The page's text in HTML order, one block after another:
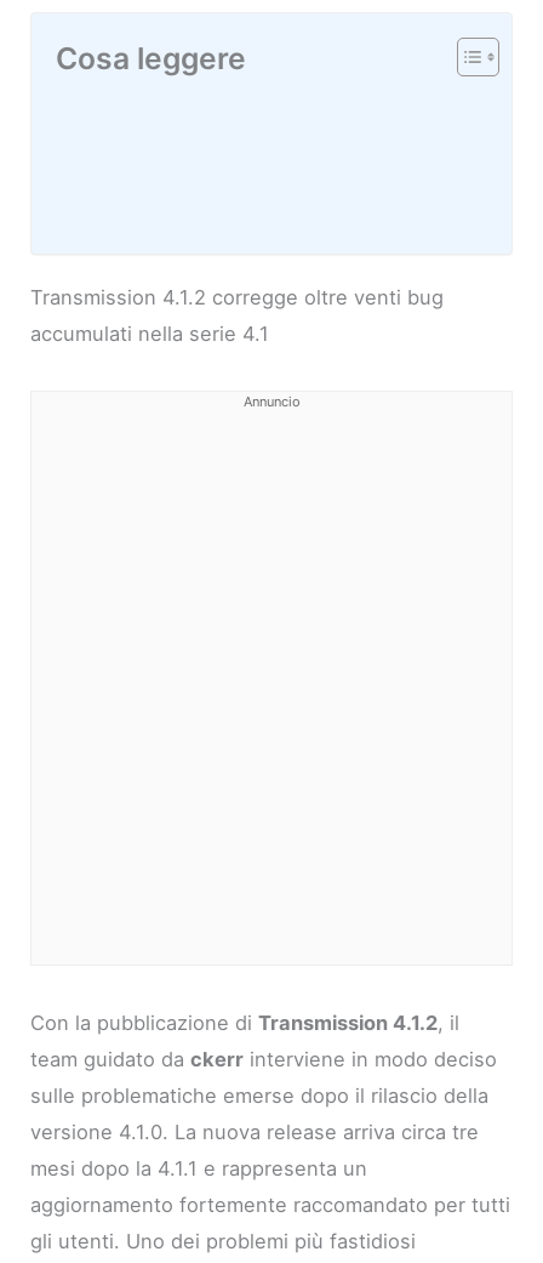
Cosa leggere
Transmission 4.1.2 corregge oltre venti bug
accumulati nella serie 4.1
Annuncio
Con la pubblicazione diTransmission 4.1.2, il
team guidato dackerr interviene in modo deciso
sulle problematiche emerse dopo il rilascio della
versione 4.1.0. La nuova release arriva circa tre
mesi dopo la 4.1.1 e rappresenta un
aggiornamento fortemente raccomandato per tutti
gli utenti. Uno dei problemi più fastidiosi